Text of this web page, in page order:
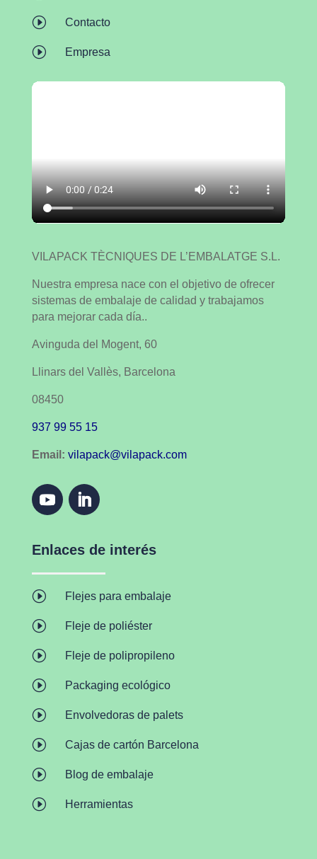
VILAPACK TÈCNIQUES DE L’EMBALATGE S.L.
Nuestra empresa nace con el objetivo de ofrecer
sistemas de embalaje de calidad y trabajamos
para mejorar cada día..
Avinguda del Mogent, 60
Llinars del Vallès, Barcelona
08450
937 99 55 15
Email: vilapack@vilapack.com
Enlaces de interés
I Flejes para embalaje
I Fleje de poliéster
I Fleje de polipropileno
I Packaging ecológico
I Envolvedoras de palets
I Cajas de cartón Barcelona
I Blog de embalaje
I Herramientas
I Contacto
I Empresa